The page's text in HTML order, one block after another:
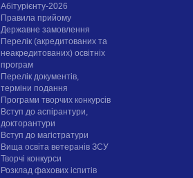
Абітурієнту-2026
Правила прийому
Державне замовлення
Перелік (акредитованих та
неакредитованих) освітніх
програм
Перелік документів,
терміни подання
Програми творчих конкурсiв
Вступ до аспірантури,
докторантури
Вступ до магістратури
Вища освіта ветеранів ЗСУ
Творчі конкурси
Розклад фахових іспитів